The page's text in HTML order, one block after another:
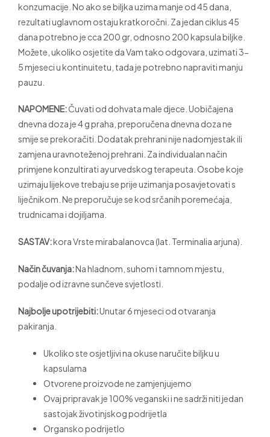
konzumacije. No ako se biljka uzima manje od 45 dana,
rezultati uglavnom ostaju kratkoročni. Za jedan ciklus 45
dana potrebno je cca 200 gr, odnosno 200 kapsula biljke.
Možete, ukoliko osjetite da Vam tako odgovara, uzimati 3-
5 mjeseci u kontinuitetu, tada je potrebno napraviti manju
pauzu.
NAPOMENE:Čuvati od dohvata male djece. Uobičajena
dnevna doza je 4 g praha, preporučena dnevna doza ne
smije se prekoračiti. Dodatak prehrani nije nadomjestak ili
zamjena uravnoteženoj prehrani. Za individualan način
primjene konzultirati ayurvedskog terapeuta. Osobe koje
uzimaju lijekove trebaju se prije uzimanja posavjetovati s
liječnikom. Ne preporučuje se kod srčanih poremećaja,
trudnicama i dojiljama.
SASTAV:kora Vrste mirabalanovca (lat. Terminalia arjuna).
Način čuvanja:Na hladnom, suhom i tamnom mjestu,
podalje od izravne sunčeve svjetlosti.
Najbolje upotrijebiti:Unutar 6 mjeseci od otvaranja
pakiranja.
Ukoliko ste osjetljivi na okuse naručite biljku u
kapsulama
Otvorene proizvode ne zamjenjujemo
Ovaj pripravak je 100% veganski i ne sadrži niti jedan
sastojak životinjskog podrijetla
Organsko podrijetlo